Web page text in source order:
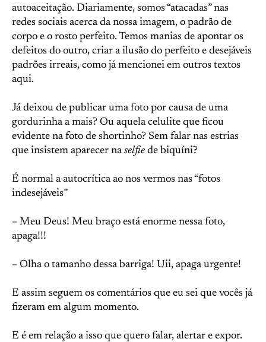
autoaceitação. Diariamente, somos “atacadas” nas
redes sociais acerca da nossa imagem, o padrão de
corpo e o rosto perfeito. Temos manias de apontar os
defeitos do outro, criar a ilusão do perfeito e desejáveis
padrões irreais, como já mencionei em outros textos
aqui.
Já deixou de publicar uma foto por causa de uma
gordurinha a mais? Ou aquela celulite que ficou
evidente na foto de shortinho? Sem falar nas estrias
que insistem aparecer naselfie de biquíni?
É normal a autocrítica ao nos vermos nas “fotos
indesejáveis”
– Meu Deus! Meu braço está enorme nessa foto,
apaga!!!
– Olha o tamanho dessa barriga! Uii, apaga urgente!
E assim seguem os comentários que eu sei que vocês já
fizeram em algum momento.
E é em relação a isso que quero falar, alertar e expor.